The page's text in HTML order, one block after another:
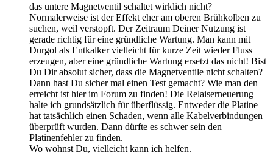
das untere Magnetventil schaltet wirklich nicht?
Normalerweise ist der Effekt eher am oberen Brühkolben zu
suchen, weil verstopft. Der Zeitraum Deiner Nutzung ist
gerade richtig für eine gründliche Wartung. Man kann mit
Durgol als Entkalker vielleicht für kurze Zeit wieder Fluss
erzeugen, aber eine gründliche Wartung ersetzt das nicht! Bist
Du Dir absolut sicher, dass die Magnetventile nicht schalten?
Dann hast Du sicher mal einen Test gemacht? Wie man den
erreicht ist hier im Forum zu finden! Die Relaiserneuerung
halte ich grundsätzlich für überflüssig. Entweder die Platine
hat tatsächlich einen Schaden, wenn alle Kabelverbindungen
überprüft wurden. Dann dürfte es schwer sein den
Platinenfehler zu finden.
Wo wohnst Du, vielleicht kann ich helfen.